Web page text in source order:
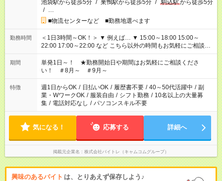
池袋駅から徒歩5分 / 巣鴨駅から徒歩5分 / 駒込駅から徒歩5分
/ …
■物流センターなど ■勤務地選べます
勤務時間
＜1日3時間～OK！＞ ▼ 例えば… ▼ 15:00～18:00 15:00～
22:00 17:00～22:00 など こちら以外の時間もお気軽にご相談く
ださい！
期間
単発1日～！ ★勤務開始日や期間はお気軽にご相談くださ
い！ ＃8月～ ＃9月～
特徴 週1日からOK / 日払いOK / 履歴書不要 / 40～50代活躍中 / 副
業・WワークOK / 服装自由 / シフト勤務 / 10名以上の大量募
集 / 電話対応なし / パソコンスキル不要
気になる！ 応募する 詳細へ
掲載元企業名 株式会社バイトレ（キャムコムグループ）
興味のあるバイト は、とりあえず保存しよう♪